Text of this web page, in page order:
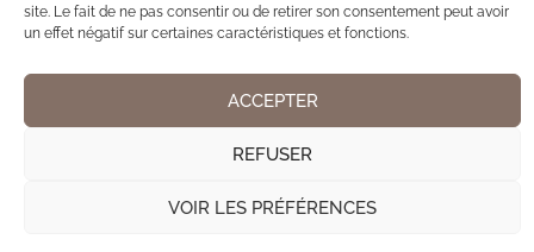
site. Le fait de ne pas consentir ou de retirer son consentement peut avoir
un effet négatif sur certaines caractéristiques et fonctions.
ACCEPTER
REFUSER
VOIR LES PRÉFÉRENCES
Site réalisé par www.cocktail-graphic.com